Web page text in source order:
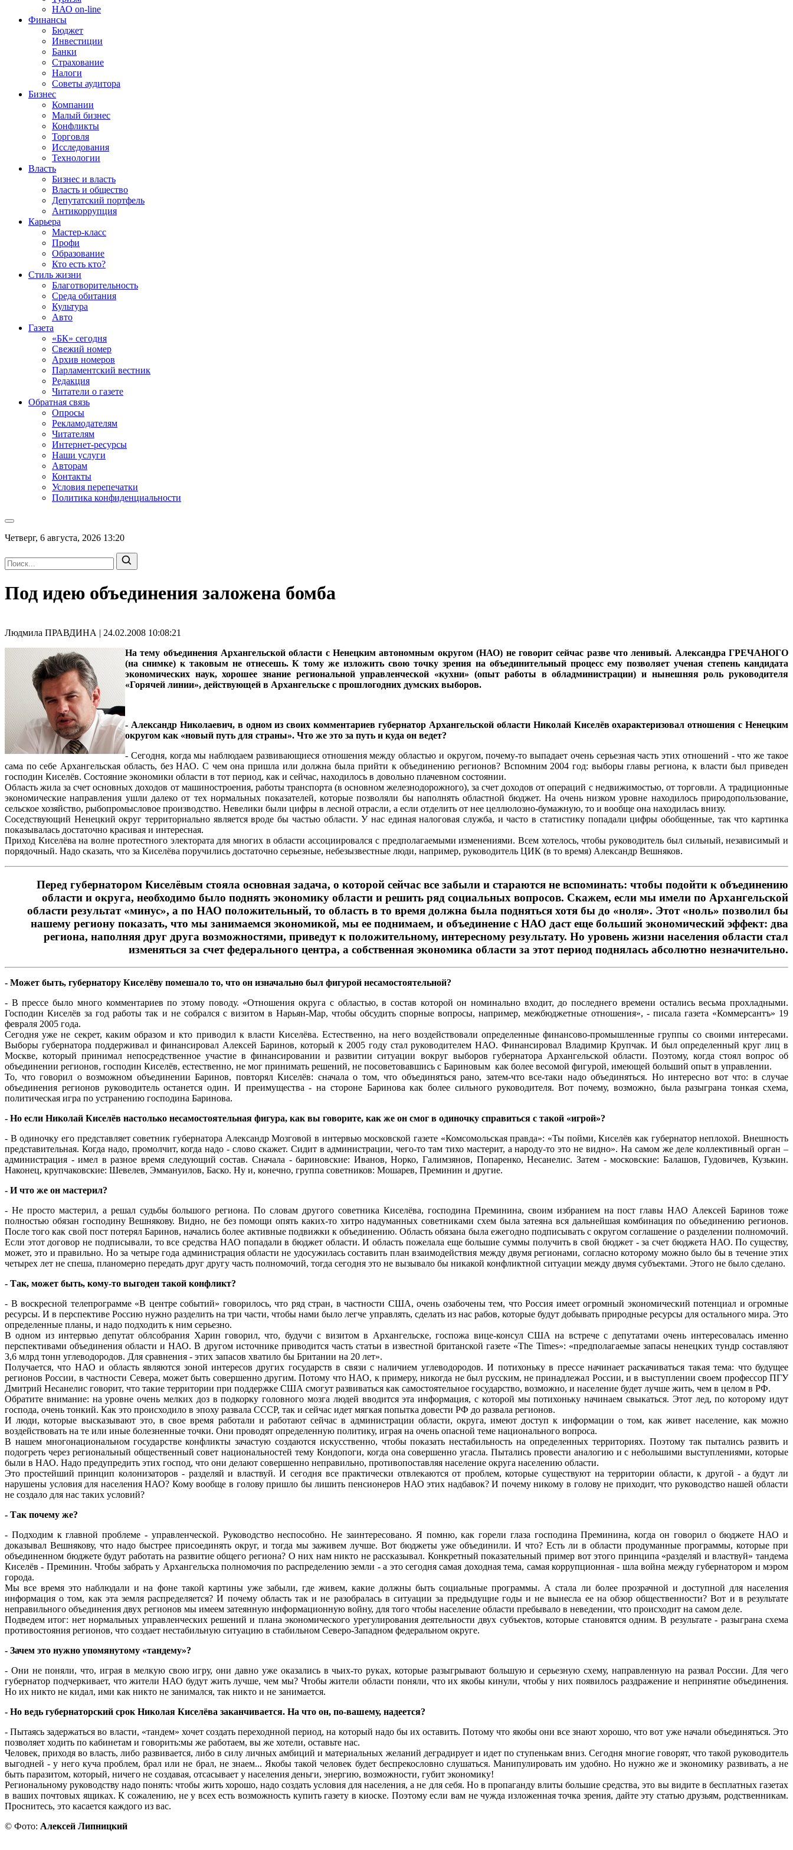
НАО on-line
Финансы
Бюджет
Инвестиции
Банки
Страхование
Налоги
Советы аудитора
Бизнес
Компании
Малый бизнес
Конфликты
Торговля
Исследования
Технологии
Власть
Бизнес и власть
Власть и общество
Депутатский портфель
Антикоррупция
Карьера
Мастер-класс
Профи
Образование
Кто есть кто?
Стиль жизни
Благотворительность
Среда обитания
Культура
Авто
Газета
«БК» сегодня
Свежий номер
Архив номеров
Парламентский вестник
Редакция
Читатели о газете
Обратная связь
Опросы
Рекламодателям
Читателям
Интернет-ресурсы
Наши услуги
Авторам
Контакты
Условия перепечатки
Политика конфиденциальности
Четверг, 6 августа, 2026 13:20
Под идею объединения заложена бомба
Людмила ПРАВДИНА | 24.02.2008 10:08:21
На тему объединения Архангельской области с Ненецким автономным округом (НАО) не говорит сейчас разве что ленивый. Александра ГРЕЧАНОГО
(на снимке) к таковым не отнесешь. К тому же изложить свою точку зрения на объединительный процесс ему позволяет ученая степень кандидата
экономических наук, хорошее знание региональной управленческой «кухни» (опыт работы в обладминистрации) и нынешняя роль руководителя
«Горячей линии», действующей в Архангельске с прошлогодних думских выборов.
- Александр Николаевич, в одном из своих комментариев губернатор Архангельской области Николай Киселёв охарактеризовал отношения с Ненецким
округом как «новый путь для страны». Что же это за путь и куда он ведет?
- Сегодня, когда мы наблюдаем развивающиеся отношения между областью и округом, почему-то выпадает очень серьезная часть этих отношений - что же такое
сама по себе Архангельская область, без НАО. С чем она пришла или должна была прийти к объединению регионов? Вспомним 2004 год: выборы главы региона, к власти был приведен
господин Киселёв. Cостояние экономики области в тот период, как и сейчас, находилось в довольно плачевном состоянии.
Область жила за счет основных доходов от машиностроения, работы транспорта (в основном железнодорожного), за счет доходов от операций с недвижимостью, от торговли. А традиционные
экономические направления ушли далеко от тех нормальных показателей, которые позволяли бы наполнять областной бюджет. На очень низком уровне находилось природопользование,
сельское хозяйство, рыбопромысловое производство. Невелики были цифры в лесной отрасли, а если отделить от нее целлюлозно-бумажную, то и вообще она находилась внизу.
Соседствующий Ненецкий округ территориально является вроде бы частью области. У нас единая налоговая служба, и часто в статистику попадали цифры обобщенные, так что картинка
показывалась достаточно красивая и интересная.
Приход Киселёва на волне протестного электората для многих в области ассоциировался с предполагаемыми изменениями. Всем хотелось, чтобы руководитель был сильный, независимый и
порядочный. Надо сказать, что за Киселёва поручились достаточно серьезные, небезызвестные люди, например, руководитель ЦИК (в то время) Александр Вешняков.
Перед губернатором Киселёвым стояла основная задача, о которой сейчас все забыли и стараются не вспоминать: чтобы подойти к объединению
области и округа, необходимо было поднять экономику области и решить ряд социальных вопросов. Скажем, если мы имели по Архангельской
области результат «минус», а по НАО положительный, то область в то время должна была подняться хотя бы до «ноля». Этот «ноль» позволил бы
нашему региону показать, что мы занимаемся экономикой, мы ее поднимаем, и объединение с НАО даст еще больший экономический эффект: два
региона, наполняя друг друга возможностями, приведут к положительному, интересному результату. Но уровень жизни населения области стал
изменяться за счет федерального центра, а собственная экономика области за этот период поднялась абсолютно незначительно.
- Может быть, губернатору Киселёву помешало то, что он изначально был фигурой несамостоятельной?
- В прессе было много комментариев по этому поводу. «Отношения округа с областью, в состав которой он номинально входит, до последнего времени остались весьма прохладными.
Господин Киселёв за год работы так и не собрался с визитом в Нарьян-Мар, чтобы обсудить спорные вопросы, например, межбюджетные отношения», - писала газета «Коммерсантъ» 19
февраля 2005 года.
Сегодня уже не секрет, каким образом и кто приводил к власти Киселёва. Естественно, на него воздействовали определенные финансово-промышленные группы со своими интересами.
Выборы губернатора поддерживал и финансировал Алексей Баринов, который к 2005 году стал руководителем НАО. Финансировал Владимир Крупчак. И был определенный круг лиц в
Москве, который принимал непосредственное участие в финансировании и развитии ситуации вокруг выборов губернатора Архангельской области. Поэтому, когда стоял вопрос об
объединении регионов, господин Киселёв, естественно, не мог принимать решений, не посоветовавшись с Бариновым как более весомой фигурой, имеющей больший опыт в управлении.
То, что говорил о возможном объединении Баринов, повторял Киселёв: сначала о том, что объединяться рано, затем-что все-таки надо объединяться. Но интересно вот что: в случае
объединения регионов руководитель останется один. И преимущества - на стороне Баринова как более сильного руководителя. Вот почему, возможно, была разыграна тонкая схема,
политическая игра по устранению господина Баринова.
- Но если Николай Киселёв настолько несамостоятельная фигура, как вы говорите, как же он смог в одиночку справиться с такой «игрой»?
- В одиночку его представляет советник губернатора Александр Мозговой в интервью московской газете «Комсомольская правда»: «Ты пойми, Киселёв как губернатор неплохой. Внешность
представительная. Когда надо, промолчит, когда надо - слово скажет. Сидит в администрации, чего-то там тихо мастерит, а народу-то это не видно». На самом же деле коллективный орган –
администрация - имел в разное время следующий состав. Сначала - бариновские: Иванов, Норко, Галимзянов, Попаренко, Несанелис. Затем - московские: Балашов, Гудовичев, Кузькин.
Наконец, крупчаковские: Шевелев, Эммануилов, Баско. Ну и, конечно, группа советников: Мошарев, Преминин и другие.
- И что же он мастерил?
- Не просто мастерил, а решал судьбы большого региона. По словам другого советника Киселёва, господина Преминина, своим избранием на пост главы НАО Алексей Баринов тоже
полностью обязан господину Вешнякову. Видно, не без помощи опять каких-то хитро надуманных советниками схем была затеяна вся дальнейшая комбинация по объединению регионов.
После того как свой пост потерял Баринов, начались более активные подвижки к объединению. Область обязана была ежегодно подписывать с округом соглашение о разделении полномочий.
Если этот договор не подписывали, то все средства НАО попадали в бюджет области. И область пожелала еще большие суммы получить в свой бюджет - за счет бюджета НАО. По существу,
может, это и правильно. Но за четыре года администрация области не удосужилась составить план взаимодействия между двумя регионами, согласно которому можно было бы в течение этих
четырех лет не спеша, планомерно передать друг другу часть полномочий, тогда сегодня это не вызывало бы никакой конфликтной ситуации между двумя субъектами. Этого не было сделано.
- Так, может быть, кому-то выгоден такой конфликт?
- В воскресной телепрограмме «В центре событий» говорилось, что ряд стран, в частности США, очень озабочены тем, что Россия имеет огромный экономический потенциал и огромные
ресурсы. И в перспективе Россию нужно разделить на три части, чтобы нами было легче управлять, сделать из нас рабов, которые будут добывать природные ресурсы для остального мира. Это
определенные планы, и надо подходить к ним серьезно.
В одном из интервью депутат облсобрания Харин говорил, что, будучи с визитом в Архангельске, госпожа вице-консул США на встрече с депутатами очень интересовалась именно
перспективами объединения области и НАО. В другом источнике приводится часть статьи в известной британской газете «The Times»: «предполагаемые запасы ненецких тундр составляют
3,6 млрд тонн углеводородов. Для сравнения - этих запасов хватило бы Британии на 20 лет».
Получается, что НАО и область являются зоной интересов других государств в связи с наличием углеводородов. И потихоньку в прессе начинает раскачиваться такая тема: что будущее
регионов России, в частности Севера, может быть совершенно другим. Потому что НАО, к примеру, никогда не был русским, не принадлежал России, и в выступлении своем профессор ПГУ
Дмитрий Несанелис говорит, что такие территории при поддержке США смогут развиваться как самостоятельное государство, возможно, и население будет лучше жить, чем в целом в РФ.
Обратите внимание: на уровне очень мелких доз в подкорку головного мозга людей вводится эта информация, с которой мы потихоньку начинаем свыкаться. Этот лед, по которому идут
господа, очень тонкий. Как это происходило в эпоху развала СССР, так и сейчас идет мягкая попытка довести РФ до развала регионов.
И люди, которые высказывают это, в свое время работали и работают сейчас в администрации области, округа, имеют доступ к информации о том, как живет население, как можно
воздействовать на те или иные болезненные точки. Они проводят определенную политику, играя на очень опасной теме национального вопроса.
В нашем многонациональном государстве конфликты зачастую создаются искусственно, чтобы показать нестабильность на определенных территориях. Поэтому так пытались развить и
подогреть через региональный общественный совет национальностей тему Кондопоги, когда она совершенно угасла. Пытались провести аналогию и с небольшими выступлениями, которые
были в НАО. Надо предупредить этих господ, что они делают совершенно неправильно, противопоставляя население округа населению области.
Это простейший принцип колонизаторов - разделяй и властвуй. И сегодня все практически отвлекаются от проблем, которые существуют на территории области, к другой - а будут ли
нарушены условия для населения НАО? Кому вообще в голову пришло бы лишить пенсионеров НАО этих надбавок? И почему никому в голову не приходит, что руководство нашей области
не создало для нас таких условий?
- Так почему же?
- Подходим к главной проблеме - управленческой. Руководство неспособно. Не заинтересовано. Я помню, как горели глаза господина Преминина, когда он говорил о бюджете НАО и
доказывал Вешнякову, что надо быстрее присоединять округ, и тогда мы заживем лучше. Вот бюджеты уже объединили. И что? Есть ли в области продуманные программы, которые при
объединенном бюджете будут работать на развитие общего региона? О них нам никто не рассказывал. Конкретный показательный пример вот этого принципа «разделяй и властвуй» тандема
Киселёв - Преминин. Чтобы забрать у Архангельска полномочия по распределению земли - а это сегодня самая доходная тема, самая коррупционная - шла война между губернатором и мэром
города.
Мы все время это наблюдали и на фоне такой картины уже забыли, где живем, какие должны быть социальные программы. А стала ли более прозрачной и доступной для населения
информация о том, как эта земля распределяется? И почему область так и не разобралась в ситуации за предыдущие годы и не вынесла ее на обзор общественности? Вот и в результате
неправильного объединения двух регионов мы имеем затеянную информационную войну, для того чтобы население области пребывало в неведении, что происходит на самом деле.
Подведем итог: нет нормальных управленческих решений и плана экономического урегулирования деятельности двух субъектов, которые становятся одним. В результате - разыграна схема
противостояния регионов, что создает нестабильную ситуацию в стабильном Северо-Западном федеральном округе.
- Зачем это нужно упомянутому «тандему»?
- Они не поняли, что, играя в мелкую свою игру, они давно уже оказались в чьих-то руках, которые разыгрывают большую и серьезную схему, направленную на развал России. Для чего
губернатор подчеркивает, что жители НАО будут жить лучше, чем мы? Чтобы жители области поняли, что их якобы кинули, чтобы у них появилось раздражение и непринятие объединения.
Но их никто не кидал, ими как никто не занимался, так никто и не занимается.
- Но ведь губернаторский срок Николая Киселёва заканчивается. На что он, по-вашему, надеется?
- Пытаясь задержаться во власти, «тандем» хочет создать переходнной период, на который надо бы их оставить. Потому что якобы они все знают хорошо, что вот уже начали объединяться. Это
позволяет ходить по кабинетам и говорить:мы же работаем, вы же хотели, оставьте нас.
Человек, приходя во власть, либо развивается, либо в силу личных амбиций и материальных желаний деградирует и идет по ступенькам вниз. Сегодня многие говорят, что такой руководитель
выгодней - у него куча проблем, брал или не брал, не знаем... Якобы такой человек будет беспрекословно слушаться. Манипулировать им удобно. Но нужно же и экономику развивать, а не
быть паразитом, который, ничего не создавая, отсасывает у населения деньги, энергию, возможности, губит экономику!
Региональному руководству надо понять: чтобы жить хорошо, надо создать условия для населения, а не для себя. Но в пропаганду влиты большие средства, это вы видите в бесплатных газетах
в ваших почтовых ящиках. К сожалению, не у всех есть возможность купить газету в киоске. Поэтому если вам не чужда изложенная точка зрения, дайте эту статью друзьям, родственникам.
Проснитесь, это касается каждого из вас.
© Фото: Алексей Липницкий